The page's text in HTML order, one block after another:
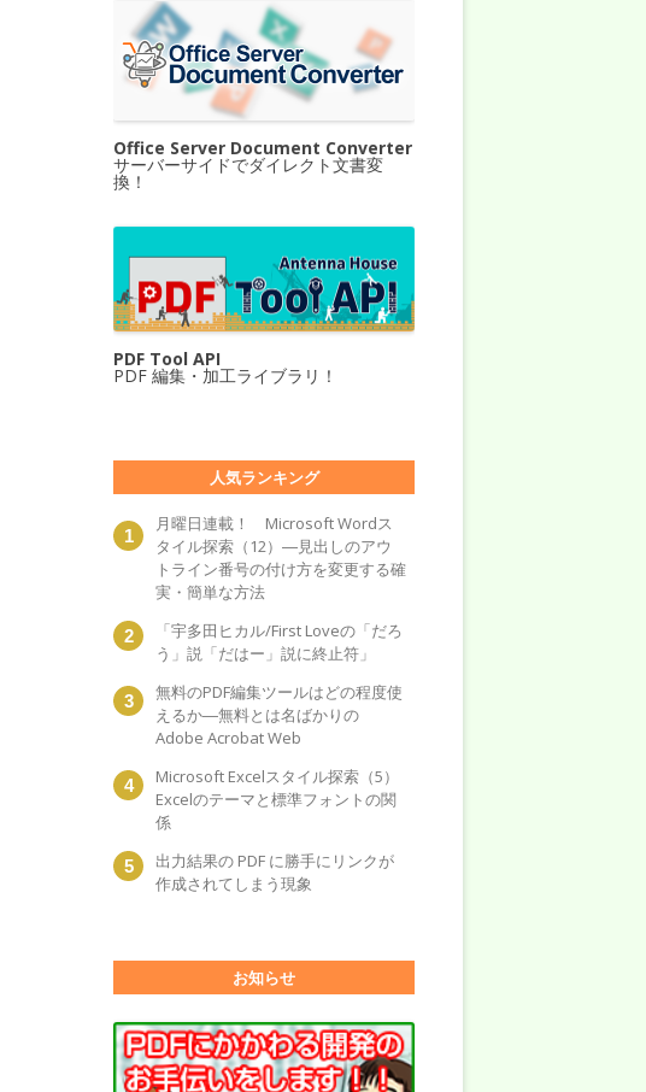
Office Server Document Converter
サーバーサイドでダイレクト文書変
換！
PDF Tool API
PDF 編集・加工ライブラリ！
人気ランキング
月曜日連載！ Microsoft Wordス
タイル探索（12）―見出しのアウ
トライン番号の付け方を変更する確
実・簡単な方法
「宇多田ヒカル/First Loveの「だろ
う」説「だはー」説に終止符」
無料のPDF編集ツールはどの程度使
えるか―無料とは名ばかりの
Adobe Acrobat Web
Microsoft Excelスタイル探索（5）
Excelのテーマと標準フォントの関
係
出力結果の PDF に勝手にリンクが
作成されてしまう現象
お知らせ